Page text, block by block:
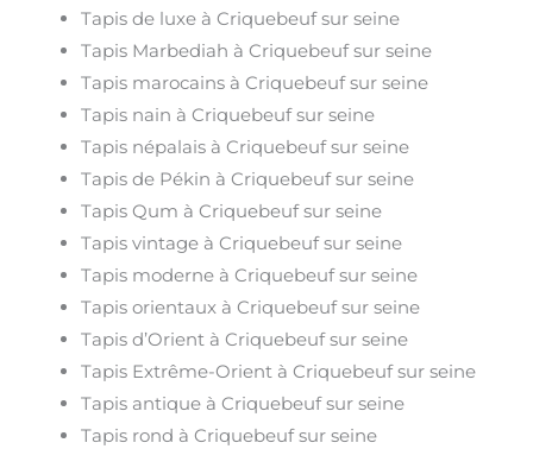
Tapis de luxe à Criquebeuf sur seine
Tapis Marbediah à Criquebeuf sur seine
Tapis marocains à Criquebeuf sur seine
Tapis nain à Criquebeuf sur seine
Tapis népalais à Criquebeuf sur seine
Tapis de Pékin à Criquebeuf sur seine
Tapis Qum à Criquebeuf sur seine
Tapis vintage à Criquebeuf sur seine
Tapis moderne à Criquebeuf sur seine
Tapis orientaux à Criquebeuf sur seine
Tapis d’Orient à Criquebeuf sur seine
Tapis Extrême-Orient à Criquebeuf sur seine
Tapis antique à Criquebeuf sur seine
Tapis rond à Criquebeuf sur seine